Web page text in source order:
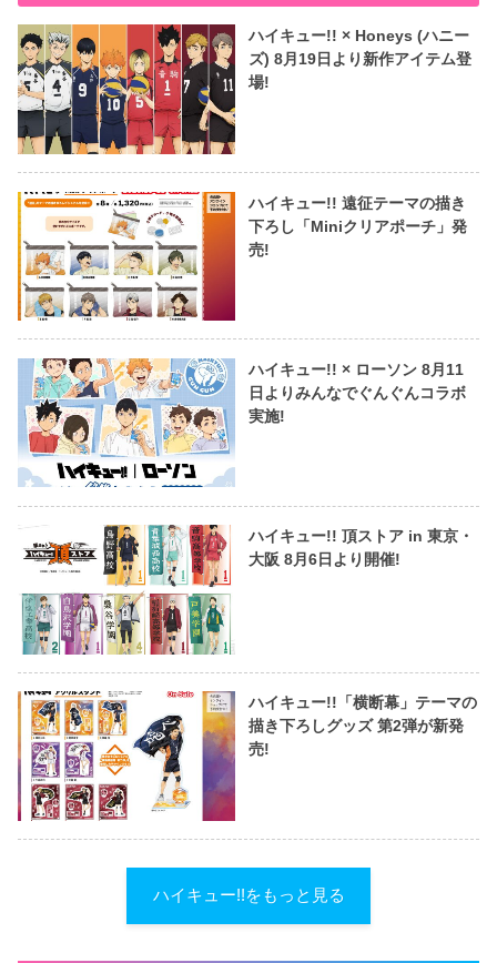
ハイキュー!! × Honeys (ハニー
ズ) 8月19日より新作アイテム登
場!
ハイキュー!! 遠征テーマの描き
下ろし「Miniクリアポーチ」発
売!
ハイキュー!! × ローソン 8月11
日よりみんなでぐんぐんコラボ
実施!
ハイキュー!! 頂ストア in 東京・
大阪 8月6日より開催!
ハイキュー!!「横断幕」テーマの
描き下ろしグッズ 第2弾が新発
売!
ハイキュー!!をもっと見る